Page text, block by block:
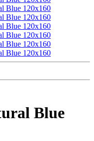
Blue